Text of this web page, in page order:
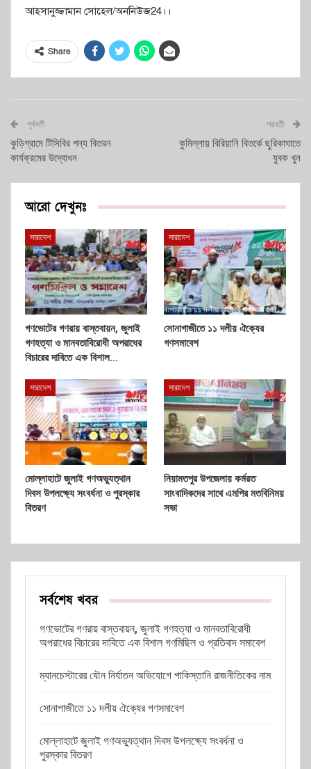
আহসানুজ্জামান সোহেল/অননিউজ24।।
Share
পূর্ববর্তী
কুড়িগ্রামে টিসিবির পন্য বিতরন
কার্যক্রমের উদ্বোধন
পরবর্তী
কুমিল্লায় বিরিয়ানি বিতর্কে ছুরিকাঘাতে
যুবক খুন
আরো দেখুনঃ
সারাদেশ
গণভোটের গণরায় বাস্তবায়ন, জুলাই
গণহত্যা ও মানবতাবিরোধী অপরাধের
বিচারের দাবিতে এক বিশাল…
সারাদেশ
সোনাগাজীতে ১১ দলীয় ঐক্যের
গণসমাবেশ
সারাদেশ
মোল্লাহাটে জুলাই গণঅভ্যুত্থান
দিবস উপলক্ষ্যে সংবর্ধনা ও পুরস্কার
বিতরণ
সারাদেশ
নিয়ামতপুর উপজেলায় কর্মরত
সাংবাদিকদের সাথে এমপির মতবিনিময়
সভা
সর্বশেষ খবর
গণভোটের গণরায় বাস্তবায়ন, জুলাই গণহত্যা ও মানবতাবিরোধী
অপরাধের বিচারের দাবিতে এক বিশাল গণমিছিল ও প্রতিবাদ সমাবেশ
ম্যানচেস্টারের যৌন নির্যাতন অভিযোগে পাকিস্তানি রাজনীতিকের নাম
সোনাগাজীতে ১১ দলীয় ঐক্যের গণসমাবেশ
মোল্লাহাটে জুলাই গণঅভ্যুত্থান দিবস উপলক্ষ্যে সংবর্ধনা ও
পুরস্কার বিতরণ